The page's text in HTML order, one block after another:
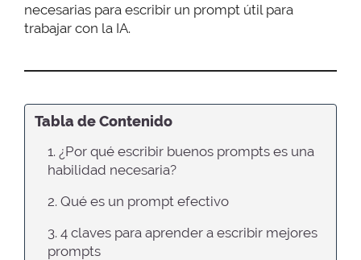
necesarias para escribir un prompt útil para
trabajar con la IA.
Tabla de Contenido
1. ¿Por qué escribir buenos prompts es una
habilidad necesaria?
2. Qué es un prompt efectivo
3. 4 claves para aprender a escribir mejores
prompts